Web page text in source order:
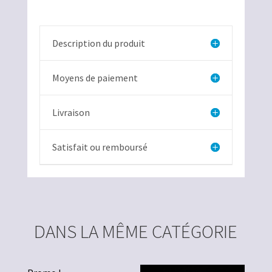
Description du produit
Moyens de paiement
Livraison
Satisfait ou remboursé
DANS LA MÊME CATÉGORIE